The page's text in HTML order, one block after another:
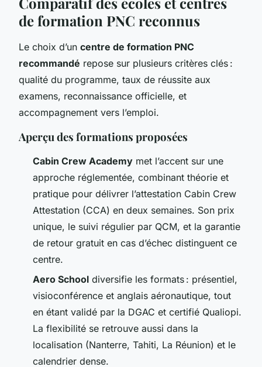
de formation PNC reconnus
Le choix d’un centre de formation PNC
recommandé repose sur plusieurs critères clés :
qualité du programme, taux de réussite aux
examens, reconnaissance officielle, et
accompagnement vers l’emploi.
Aperçu des formations proposées
Cabin Crew Academy met l’accent sur une
approche réglementée, combinant théorie et
pratique pour délivrer l’attestation Cabin Crew
Attestation (CCA) en deux semaines. Son prix
unique, le suivi régulier par QCM, et la garantie
de retour gratuit en cas d’échec distinguent ce
centre.
Aero School diversifie les formats : présentiel,
visioconférence et anglais aéronautique, tout
en étant validé par la DGAC et certifié Qualiopi.
La flexibilité se retrouve aussi dans la
localisation (Nanterre, Tahiti, La Réunion) et le
calendrier dense.